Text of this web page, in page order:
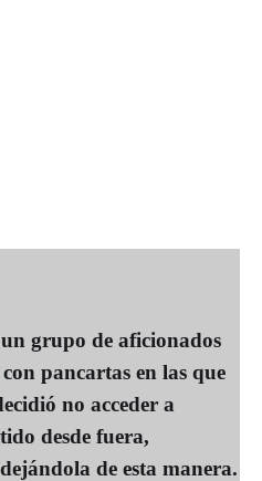
grupo de aficionados
con pancartas en las que
no acceder a
desde fuera,
de esta manera.